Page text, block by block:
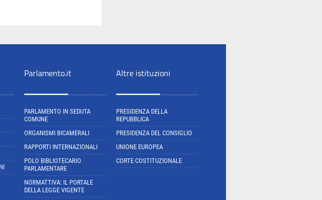
Parlamento.it
PARLAMENTO IN SEDUTA
COMUNE
ORGANISMI BICAMERALI
RAPPORTI INTERNAZIONALI
POLO BIBLIOTECARIO
PARLAMENTARE
NORMATTIVA: IL PORTALE
DELLA LEGGE VIGENTE
Altre istituzioni
PRESIDENZA DELLA
REPUBBLICA
PRESIDENZA DEL CONSIGLIO
UNIONE EUROPEA
CORTE COSTITUZIONALE